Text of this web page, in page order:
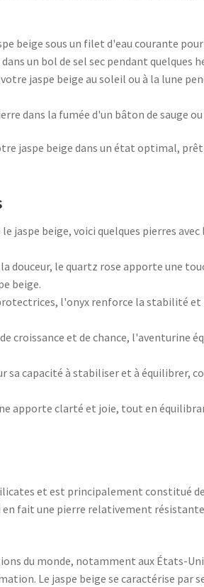
beige sous un filet d'eau courante
un bol de sel sec pendant quelques
jaspe beige au soleil ou à la lune
dans la fumée d'un bâton de sauge
jaspe beige dans un état optimal,
jaspe beige, voici quelques pierres
douceur, le quartz rose apporte une
beige.
l'onyx renforce la stabilité
croissance et de chance, l'aventurine
sa capacité à stabiliser et à équilibrer,
apporte clarté et joie, tout en
et est principalement constitué
en fait une pierre relativement
du monde, notamment aux États-
Le jaspe beige se caractérise par